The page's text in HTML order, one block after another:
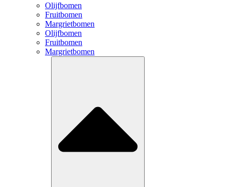
Olijfbomen
Fruitbomen
Margrietbomen
Olijfbomen
Fruitbomen
Margrietbomen